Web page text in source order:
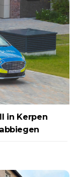
in Kerpen